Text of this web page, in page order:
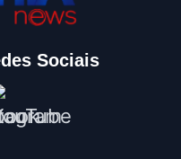
Sociais